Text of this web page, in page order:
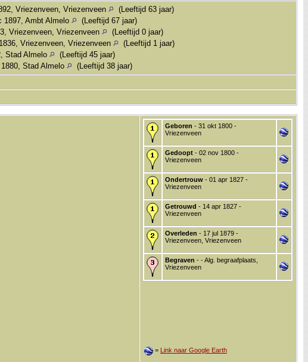
Vriezenveen, Vriezenveen
(Leeftijd 63 jaar)
1897, Ambt Almelo
(Leeftijd 67 jaar)
Vriezenveen, Vriezenveen
(Leeftijd 0 jaar)
Vriezenveen, Vriezenveen
(Leeftijd 1 jaar)
Stad Almelo
(Leeftijd 45 jaar)
Stad Almelo
(Leeftijd 38 jaar)
Geboren - 31 okt 1800 -
Vriezenveen
Gedoopt - 02 nov 1800 -
Vriezenveen
Ondertrouw - 01 apr 1827 -
Vriezenveen
Getrouwd - 14 apr 1827 -
Vriezenveen
Overleden - 17 jul 1879 -
Vriezenveen, Vriezenveen
Begraven - - Alg. begraafplaats,
Vriezenveen
= Link naar Google Earth